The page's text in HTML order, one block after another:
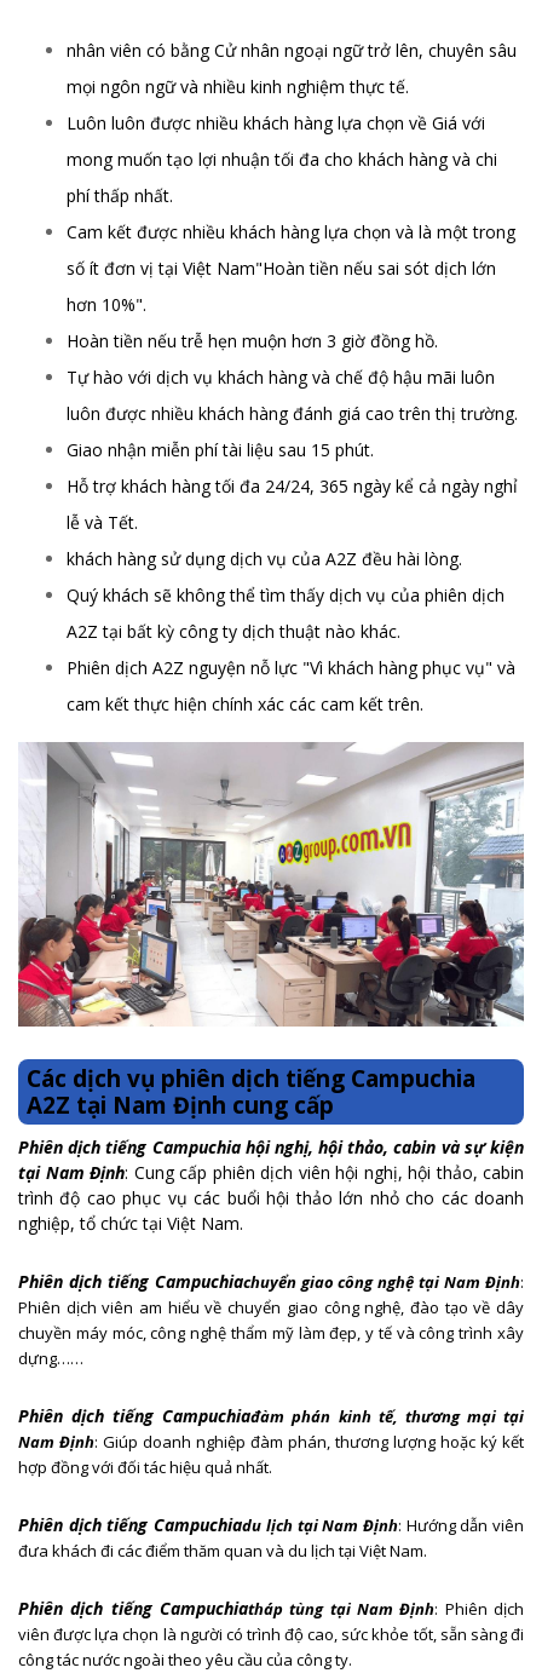
nhân viên có bằng Cử nhân ngoại ngữ trở lên, chuyên sâu
mọi ngôn ngữ và nhiều kinh nghiệm thực tế.
Luôn luôn được nhiều khách hàng lựa chọn về Giá với
mong muốn tạo lợi nhuận tối đa cho khách hàng và chi
phí thấp nhất.
Cam kết được nhiều khách hàng lựa chọn và là một trong
số ít đơn vị tại Việt Nam"Hoàn tiền nếu sai sót dịch lớn
hơn 10%".
Hoàn tiền nếu trễ hẹn muộn hơn 3 giờ đồng hồ.
Tự hào với dịch vụ khách hàng và chế độ hậu mãi luôn
luôn được nhiều khách hàng đánh giá cao trên thị trường.
Giao nhận miễn phí tài liệu sau 15 phút.
Hỗ trợ khách hàng tối đa 24/24, 365 ngày kể cả ngày nghỉ
lễ và Tết.
khách hàng sử dụng dịch vụ của A2Z đều hài lòng.
Quý khách sẽ không thể tìm thấy dịch vụ của phiên dịch
A2Z tại bất kỳ công ty dịch thuật nào khác.
Phiên dịch A2Z nguyện nỗ lực "Vì khách hàng phục vụ" và
cam kết thực hiện chính xác các cam kết trên.
Các dịch vụ phiên dịch tiếng Campuchia
A2Z tại Nam Định cung cấp
Phiên dịch tiếng Campuchia hội nghị, hội thảo, cabin và sự kiện
tại Nam Định: Cung cấp phiên dịch viên hội nghị, hội thảo, cabin
trình độ cao phục vụ các buổi hội thảo lớn nhỏ cho các doanh
nghiệp, tổ chức tại Việt Nam.
Phiên dịch tiếng Campuchiachuyển giao công nghệtại Nam Định:
Phiên dịch viên am hiểu về chuyển giao công nghệ, đào tạo về dây
chuyền máy móc, công nghệ thẩm mỹ làm đẹp, y tế và công trình xây
dựng……
Phiên dịch tiếng Campuchiađàm phán kinh tế, thương mạitại
Nam Định: Giúp doanh nghiệp đàm phán, thương lượng hoặc ký kết
hợp đồng với đối tác hiệu quả nhất.
Phiên dịch tiếng Campuchiadu lịch tại Nam Định: Hướng dẫn viên
đưa khách đi các điểm thăm quan và du lịch tại Việt Nam.
Phiên dịch tiếng Campuchiatháp tùng tại Nam Định: Phiên dịch
viên được lựa chọn là người có trình độ cao, sức khỏe tốt, sẵn sàng đi
công tác nước ngoài theo yêu cầu của công ty.